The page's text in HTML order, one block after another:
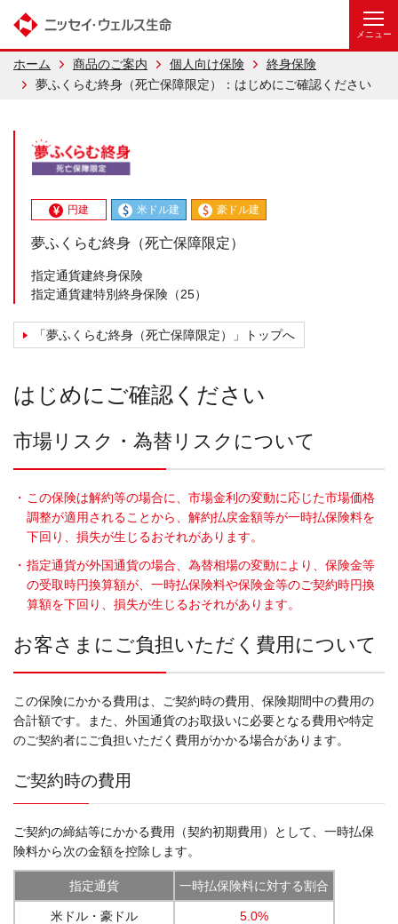
ホーム 商品のご案内 個人向け保険
終身保険
夢ふくらむ終身（死亡保障限定）：はじめにご確認ください
円建 米ドル建 豪ドル建
夢ふくらむ終身（死亡保障限定）
指定通貨建終身保険
指定通貨建特別終身保険（25）
「夢ふくらむ終身（死亡保障限定）」トップへ
はじめにご確認ください
市場リスク・為替リスクについて
・ この保険は解約等の場合に、市場金利の変動に応じた市場価格
調整が適用されることから、解約払戻金額等が一時払保険料を
下回り、損失が生じるおそれがあります。
・ 指定通貨が外国通貨の場合、為替相場の変動により、保険金等
の受取時円換算額が、一時払保険料や保険金等のご契約時円換
算額を下回り、損失が生じるおそれがあります。
お客さまにご負担いただく費用について
この保険にかかる費用は、ご契約時の費用、保険期間中の費用の
合計額です。また、外国通貨のお取扱いに必要となる費用や特定
のご契約者にご負担いただく費用がかかる場合があります。
ご契約時の費用
ご契約の締結等にかかる費用（契約初期費用）として、一時払保
険料から次の金額を控除します。
指定通貨 一時払保険料に対する割合
米ドル・豪ドル 5.0%